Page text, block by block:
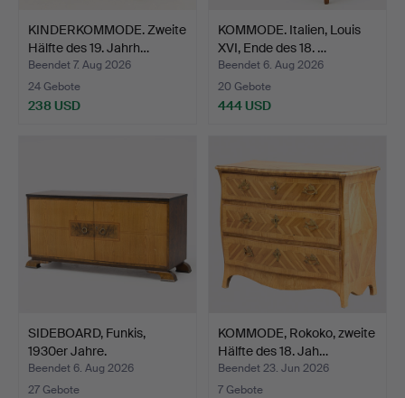
KINDERKOMMODE. Zweite
Hälfte des 19. Jahrh…
Beendet 7. Aug 2026
24 Gebote
238 USD
KOMMODE. Italien, Louis
XVI, Ende des 18. …
Beendet 6. Aug 2026
20 Gebote
444 USD
SIDEBOARD, Funkis,
1930er Jahre.
Beendet 6. Aug 2026
27 Gebote
KOMMODE, Rokoko, zweite
Hälfte des 18. Jah…
Beendet 23. Jun 2026
7 Gebote